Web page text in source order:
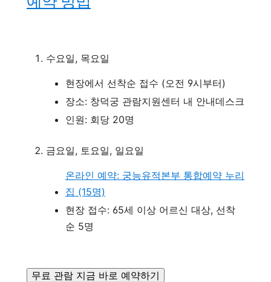
수요일, 목요일
현장에서 선착순 접수 (오전 9시부터)
장소: 창덕궁 관람지원센터 내 안내데스크
인원: 회당 20명
금요일, 토요일, 일요일
온라인 예약: 궁능유적본부 통합예약 누리
집 (15명)
현장 접수: 65세 이상 어르신 대상, 선착
순 5명
무료 관람 지금 바로 예약하기